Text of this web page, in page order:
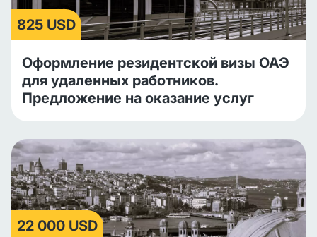
825 USD
Оформление резидентской визы ОАЭ
для удаленных работников.
Предложение на оказание услуг
22 000 USD